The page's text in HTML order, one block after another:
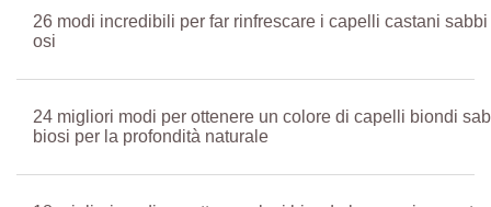
26 modi incredibili per far rinfrescare i capelli castani sabbi
osi
24 migliori modi per ottenere un colore di capelli biondi sab
biosi per la profondità naturale